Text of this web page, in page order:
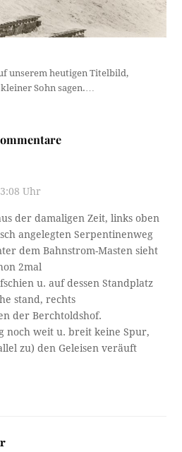
unserem heutigen Titelbild,
Sohn sagen.…
Uhr
der damaligen Zeit, links oben
angelegten Serpentinenweg
dem Bahnstrom-Masten sieht
2mal
u. auf dessen Standplatz
stand, rechts
der Berchtoldshof.
noch weit u. breit keine Spur,
zu) den Geleisen veräuft